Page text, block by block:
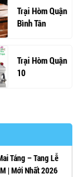
Trại Hòm Quận
Bình Tân
Trại Hòm Quận
10
Táng – Tang Lễ
| Mới Nhất 2026